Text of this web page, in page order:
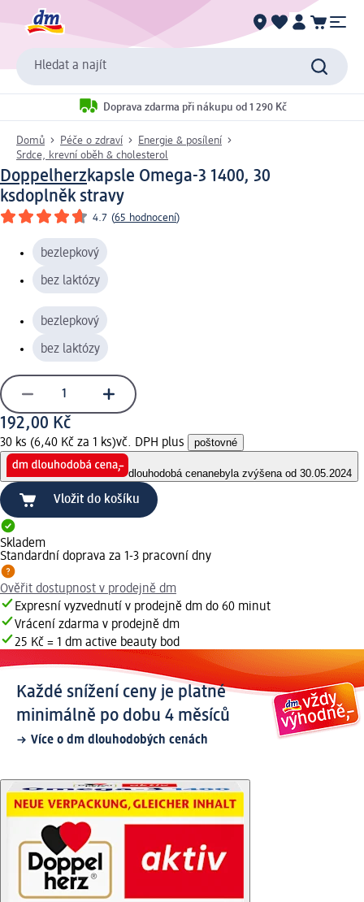
Hledat a najít
Doprava zdarma při nákupu od 1 290 Kč
Domů Péče o zdraví
Energie & posílení
Srdce, krevní oběh & cholesterol
Doppelherzkapsle Omega-3 1400, 30
ksdoplněk stravy
4.7 (65 hodnocení)
bezlepkový
bez laktózy
bezlepkový
bez laktózy
192,00 Kč
30 ks (6,40 Kč za 1 ks)vč. DPH plus poštovné
dlouhodobá cenanebyla zvýšena od 30.05.2024
Vložit do košíku
Skladem
Standardní doprava za 1-3 pracovní dny
Ověřit dostupnost v prodejně dm
Expresní vyzvednutí v prodejně dm do 60 minut
Vrácení zdarma v prodejně dm
25 Kč = 1 dm active beauty bod
Každé snížení ceny je platné
minimálně po dobu 4 měsíců
Více o dm dlouhodobých cenách